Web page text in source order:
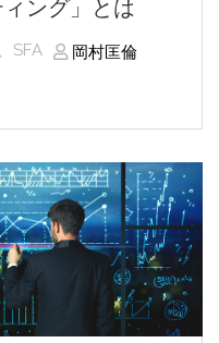
ィング」とは
SFA 岡村匡倫